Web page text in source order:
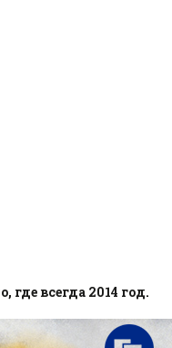
где всегда 2014 год.